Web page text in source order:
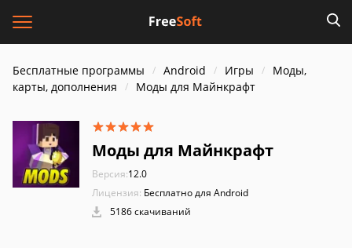
Бесплатные программы Android Игры
Моды,
карты, дополнения
Моды для Майнкрафт
Моды для Майнкрафт
Версия:12.0
Лицензия: Бесплатно для Android
5186 скачиваний